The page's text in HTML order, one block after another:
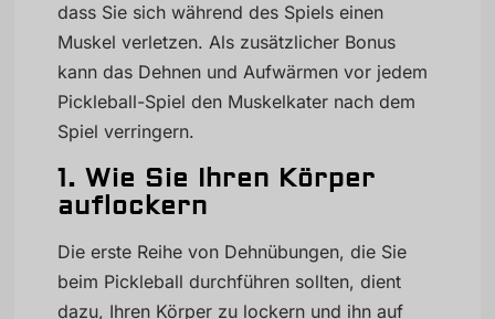
dass Sie sich während des Spiels einen
Muskel verletzen. Als zusätzlicher Bonus
kann das Dehnen und Aufwärmen vor jedem
Pickleball-Spiel den Muskelkater nach dem
Spiel verringern.
1. Wie Sie Ihren Körper
auflockern
Die erste Reihe von Dehnübungen, die Sie
beim Pickleball durchführen sollten, dient
dazu, Ihren Körper zu lockern und ihn auf